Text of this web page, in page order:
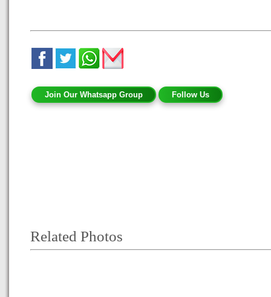
Join Our Whatsapp Group Follow Us
Related Photos